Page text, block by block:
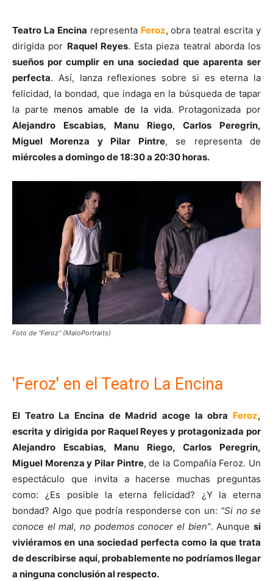
Teatro La Encina representa Feroz, obra teatral escrita y
dirigida por Raquel Reyes. Esta pieza teatral aborda los
sueños por cumplir en una sociedad que aparenta ser
perfecta. Así, lanza reflexiones sobre si es eterna la
felicidad, la bondad, que indaga en la búsqueda de tapar
la parte menos amable de la vida. Protagonizada por
Alejandro Escabias, Manu Riego, Carlos Peregrin,
Miguel Morenza y Pilar Pintre, se representa de
miércoles a domingo de 18:30 a 20:30 horas.
Foto de "Feroz" (MaloPortraits)
'Feroz' en el Teatro La Encina
El Teatro La Encina de Madrid acoge la obra Feroz,
escrita y dirigida por Raquel Reyes y protagonizada por
Alejandro Escabias, Manu Riego, Carlos Peregrin,
Miguel Morenza y Pilar Pintre, de la Compañía Feroz. Un
espectáculo que invita a hacerse muchas preguntas
como: ¿Es posible la eterna felicidad? ¿Y la eterna
bondad? Algo que podría responderse con un: “Si no se
conoce el mal, no podemos conocer el bien”. Aunquesi
viviéramos en una sociedad perfecta como la que trata
de describirse aquí, probablemente no podríamos llegar
a ninguna conclusión al respecto.